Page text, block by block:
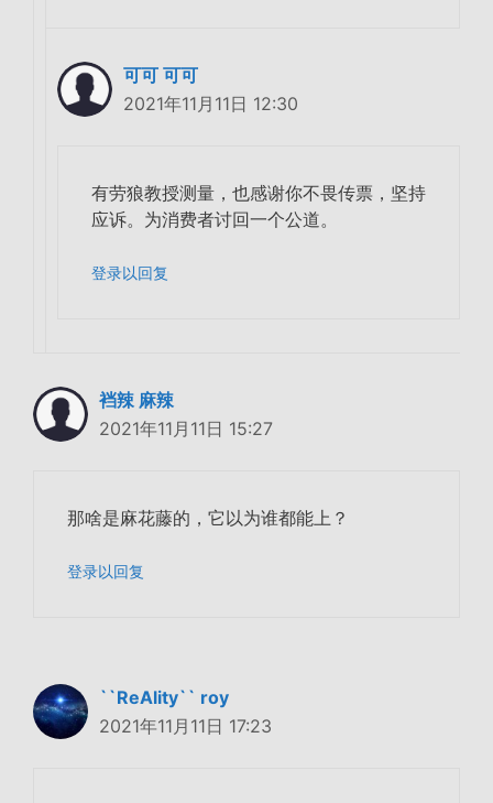
可可 可可
2021年11月11日 12:30
有劳狼教授测量，也感谢你不畏传票，坚持
应诉。为消费者讨回一个公道。
登录以回复
裆辣 麻辣
2021年11月11日 15:27
那啥是麻花藤的，它以为谁都能上？
登录以回复
``ReAlity`` roy
2021年11月11日 17:23